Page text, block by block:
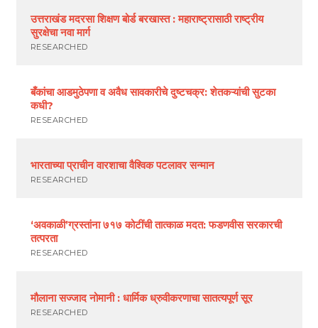
उत्तराखंड मदरसा शिक्षण बोर्ड बरखास्त : महाराष्ट्रासाठी राष्ट्रीय
सुरक्षेचा नवा मार्ग
RESEARCHED
बँकांचा आडमुठेपणा व अवैध सावकारीचे दुष्टचक्र: शेतकऱ्यांची सुटका
कधी?
RESEARCHED
भारताच्या प्राचीन वारशाचा वैश्विक पटलावर सन्मान
RESEARCHED
‘अवकाळी’ग्रस्तांना ७१७ कोटींची तात्काळ मदत: फडणवीस सरकारची
तत्परता
RESEARCHED
मौलाना सज्जाद नोमानी : धार्मिक ध्रुवीकरणाचा सातत्यपूर्ण सूर
RESEARCHED